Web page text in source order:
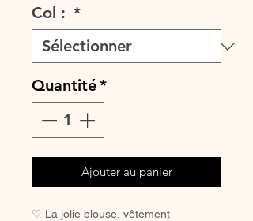
Col : *
Quantité*
Ajouter au panier
♡ La jolie blouse, vêtement